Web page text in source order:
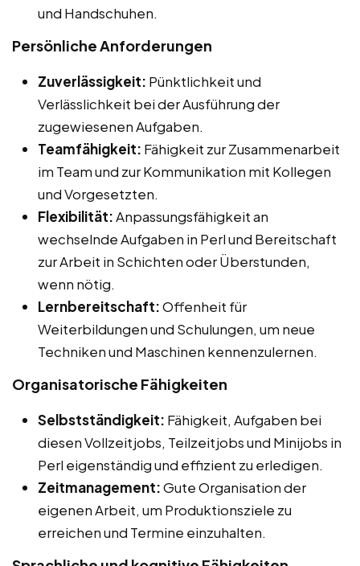
und Handschuhen.
Persönliche Anforderungen
Zuverlässigkeit: Pünktlichkeit und
Verlässlichkeit bei der Ausführung der
zugewiesenen Aufgaben.
Teamfähigkeit: Fähigkeit zur Zusammenarbeit
im Team und zur Kommunikation mit Kollegen
und Vorgesetzten.
Flexibilität:Anpassungsfähigkeit an
wechselnde Aufgaben in Perl und Bereitschaft
zur Arbeit in Schichten oder Überstunden,
wenn nötig.
Lernbereitschaft:Offenheit für
Weiterbildungen und Schulungen, um neue
Techniken und Maschinen kennenzulernen.
Organisatorische Fähigkeiten
Selbstständigkeit: Fähigkeit, Aufgaben bei
diesen Vollzeitjobs, Teilzeitjobs und Minijobs in
Perl eigenständig und effizient zu erledigen.
Zeitmanagement:Gute Organisation der
eigenen Arbeit, um Produktionsziele zu
erreichen und Termine einzuhalten.